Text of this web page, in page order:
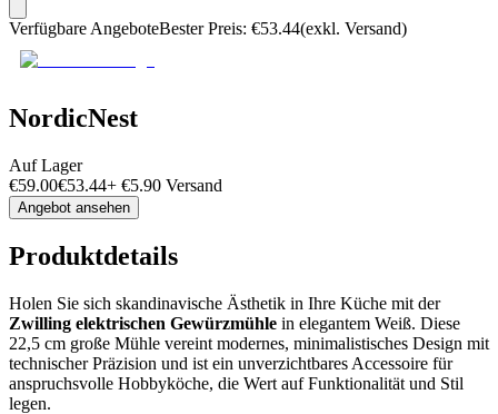
Verfügbare AngeboteBester Preis: €53.44(exkl. Versand)
NordicNest
Auf Lager
€59.00€53.44+ €5.90 Versand
Angebot ansehen
Produktdetails
Holen Sie sich skandinavische Ästhetik in Ihre Küche mit der
Zwilling elektrischen Gewürzmühle in elegantem Weiß. Diese
22,5 cm große Mühle vereint modernes, minimalistisches Design mit
technischer Präzision und ist ein unverzichtbares Accessoire für
anspruchsvolle Hobbyköche, die Wert auf Funktionalität und Stil
legen.